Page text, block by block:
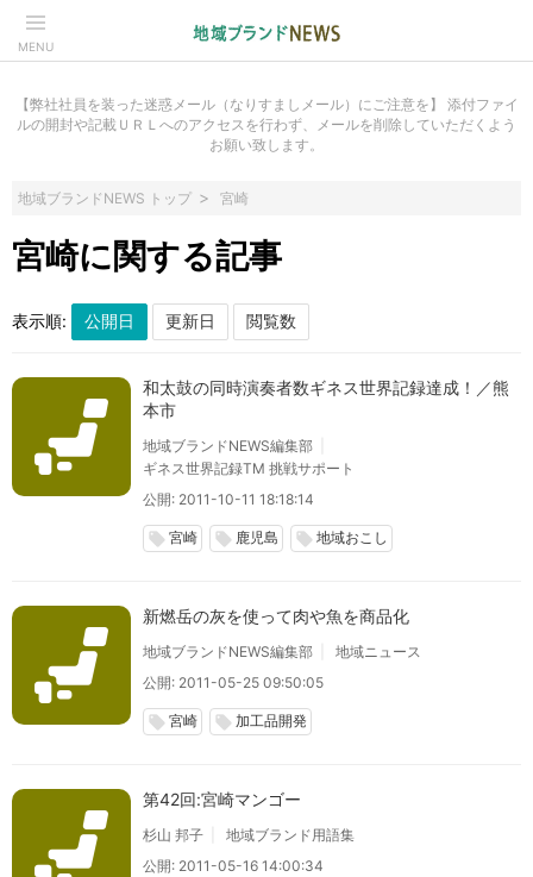
MENU
【弊社社員を装った迷惑メール（なりすましメール）にご注意を】 添付ファイ
ルの開封や記載ＵＲＬへのアクセスを行わず、メールを削除していただくよう
お願い致します。
地域ブランドNEWS トップ 宮崎
宮崎に関する記事
表示順:
和太鼓の同時演奏者数ギネス世界記録達成！／熊
本市
地域ブランドNEWS編集部
ギネス世界記録TM 挑戦サポート
公開: 2011-10-11 18:18:14
local_offer 宮崎 local_offer 鹿児島 local_offer 地域おこし
新燃岳の灰を使って肉や魚を商品化
地域ブランドNEWS編集部
地域ニュース
公開: 2011-05-25 09:50:05
local_offer 宮崎 local_offer 加工品開発
第42回:宮崎マンゴー
杉山 邦子
地域ブランド用語集
公開: 2011-05-16 14:00:34